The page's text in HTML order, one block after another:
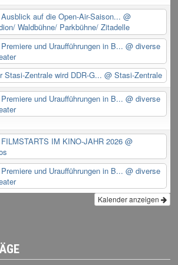
Ausblick auf die Open-Air-Saison... @
Waldbühne/ Parkbühne/ Zitadelle
Premiere und Uraufführungen in B... @ diverse
Stasi-Zentrale wird DDR-G...@ Stasi-Zentrale
Premiere und Uraufführungen in B... @ diverse
FILMSTARTS IM KINO-JAHR 2026 @
Premiere und Uraufführungen in B... @ diverse
Kalender anzeigen